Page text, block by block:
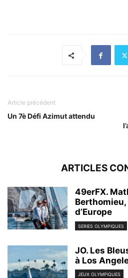
Article précédent
Un 7è Défi Azimut attendu
ARTICLES
49erFX.
d’Europe
SERIES OLYMPIQUES
JO. Les
à Los
JEUX OLYMPIQUES